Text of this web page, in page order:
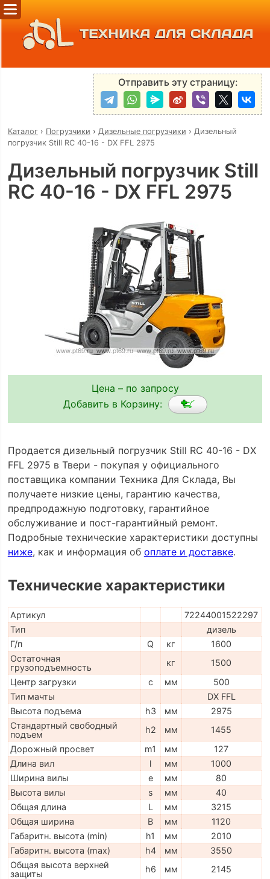
ТЕХНИКА ДЛЯ СКЛАДА
Отправить эту страницу:
Каталог› Погрузчики › Дизельные погрузчики › Дизельный
погрузчик Still RC 40-16 - DX FFL 2975
Дизельный погрузчик Still
RC 40-16 - DX FFL 2975
Цена – по запросу
Добавить в Корзину:
Продается дизельный погрузчик Still RC 40-16 - DX
FFL 2975 в Твери - покупая у официального
поставщика компании Техника Для Склада, Вы
получаете низкие цены, гарантию качества,
предпродажную подготовку, гарантийное
обслуживание и пост-гарантийный ремонт.
Подробные технические характеристики доступны
ниже, как и информация об оплате и доставке.
Технические характеристики
Артикул
72244001522297
Тип
дизель
Г/п
Q кг
1600
Остаточная
грузоподъемность
кг
1500
Центр загрузки
c мм
500
Тип мачты
DX FFL
Высота подъема
h3 мм
2975
Стандартный свободный
подъем
h2 мм
1455
Дорожный просвет
m1 мм
127
Длина вил
l мм
1000
Ширина вилы
e мм
80
Высота вилы
s мм
40
Общая длина
L мм
3215
Общая ширина
B мм
1120
Габаритн. высота (min)
h1 мм
2010
Габаритн. высота (max)
h4 мм
3550
Общая высота верхней
защиты
h6 мм
2145